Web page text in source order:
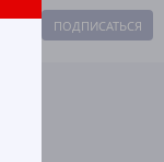
ПОДПИСАТЬСЯ